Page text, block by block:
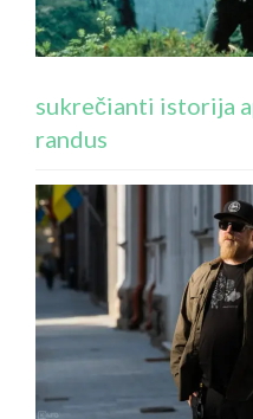
sukrečianti istorija
randus